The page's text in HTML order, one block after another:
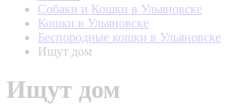
Собаки и Кошки в Ульяновске
Кошки в Ульяновске
Беспородные кошки в Ульяновске
Ищут дом
Ищут дом